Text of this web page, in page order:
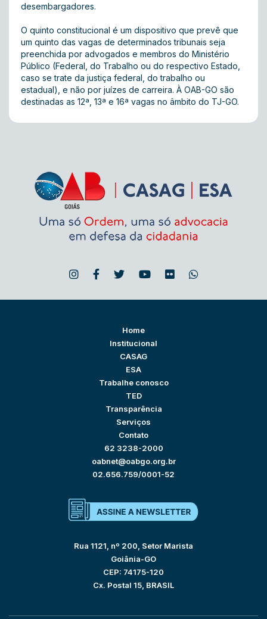
desembargadores.
O quinto constitucional é um dispositivo que prevê que
um quinto das vagas de determinados tribunais seja
preenchida por advogados e membros do Ministério
Público (Federal, do Trabalho ou do respectivo Estado,
caso se trate da justiça federal, do trabalho ou
estadual), e não por juízes de carreira. À OAB-GO são
destinadas as 12ª, 13ª e 16ª vagas no âmbito do TJ-GO.
Home
Institucional
CASAG
ESA
Trabalhe conosco
TED
Transparência
Serviços
Contato
62 3238-2000
oabnet@oabgo.org.br
02.656.759/0001-52
Rua 1121, nº 200, Setor Marista
Goiânia-GO
CEP: 74175-120
Cx. Postal 15, BRASIL